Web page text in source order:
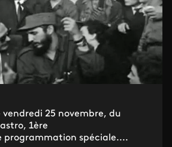
vendredi 25 novembre, du
1ère
programmation spéciale....